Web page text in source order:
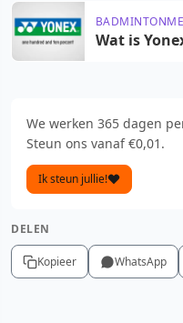
Wat is
We werken 365 dagen
Steun ons vanaf €0,01.
Ik steun jullie!
DELEN
Kopieer WhatsApp